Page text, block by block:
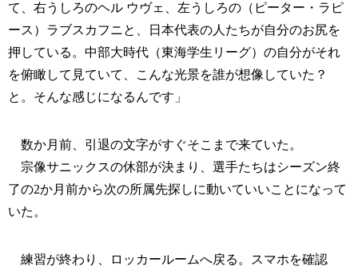
て、右うしろのヘル ウヴェ、左うしろの（ピーター・ラピ
ース）ラブスカフニと、日本代表の人たちが自分のお尻を
押している。中部大時代（東海学生リーグ）の自分がそれ
を俯瞰して見ていて、こんな光景を誰が想像していた？
と。そんな感じになるんです」
数か月前、引退の文字がすぐそこまで来ていた。
宗像サニックスの休部が決まり、選手たちはシーズン終
了の2か月前から次の所属先探しに動いていいことになって
いた。
練習が終わり、ロッカールームへ戻る。スマホを確認